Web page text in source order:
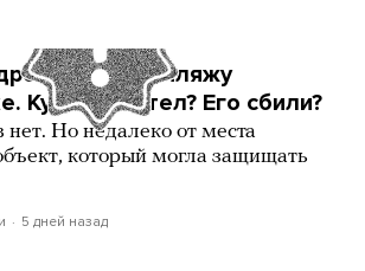
попал по пляжу
Куда он летел? Его сбили?
нет. Но недалеко от места
который могла защищать
5 дней назад